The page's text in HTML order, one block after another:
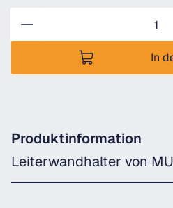
In
Produktinformation
Leiterwandhalter von